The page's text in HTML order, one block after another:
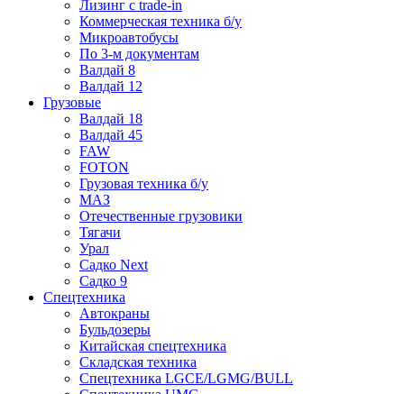
Лизинг с trade-in
Коммерческая техника б/у
Микроавтобусы
По 3-м документам
Валдай 8
Валдай 12
Грузовые
Валдай 18
Валдай 45
FAW
FOTON
Грузовая техника б/у
МАЗ
Отечественные грузовики
Тягачи
Урал
Садко Next
Садко 9
Спецтехника
Автокраны
Бульдозеры
Китайская спецтехника
Складская техника
Спецтехника LGCE/LGMG/BULL